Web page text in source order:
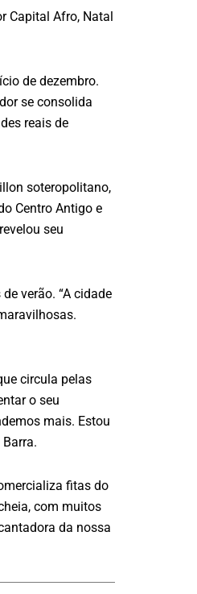
Capital Afro, Natal
de dezembro.
se consolida
reais de
soteropolitano,
Centro Antigo e
seu
verão. “A cidade
circula pelas
o seu
mais. Estou
fitas do
com muitos
da nossa